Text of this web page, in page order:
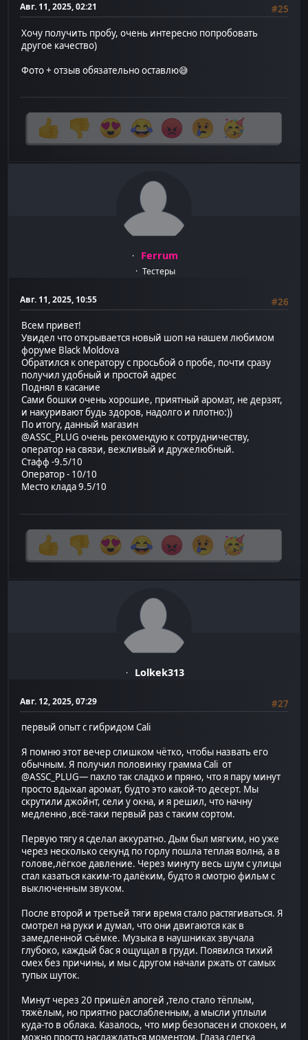
Авг. 11, 2025, 02:21
#25
Хочу получить пробу, очень интересно попробовать
другое качество)
Фото + отзыв обязательно оставлю😅
Ferrum
Тестеры
Авг. 11, 2025, 10:55
#26
Всем привет!
Увидел что открывается новый шоп на нашем любимом
форуме Black Moldova
Обратился к оператору с просьбой о пробе, почти сразу
получил удобный и простой адрес
Поднял в касание
Сами бошки очень хорошие, приятный аромат, не дерзят,
и накуривают будь здоров, надолго и плотно:))
По итогу, данный магазин
@ASSC_PLUG очень рекомендую к сотрудничеству,
оператор на связи, вежливый и дружелюбный.
Стафф -9.5/10
Оператор - 10/10
Место клада 9.5/10
Lolkek313
Авг. 12, 2025, 07:29
#27
первый опыт с гибридом Cali
Я помню этот вечер слишком чётко, чтобы назвать его
обычным. Я получил половинку грамма Cali от
@ASSC_PLUG— пахло так сладко и пряно, что я пару минут
просто вдыхал аромат, будто это какой-то десерт. Мы
скрутили джойнт, сели у окна, и я решил, что начну
медленно ,всё-таки первый раз с таким сортом.
Первую тягу я сделал аккуратно. Дым был мягким, но уже
через несколько секунд по горлу пошла теплая волна, а в
голове,лёгкое давление. Через минуту весь шум с улицы
стал казаться каким-то далёким, будто я смотрю фильм с
выключенным звуком.
После второй и третьей тяги время стало растягиваться. Я
смотрел на руки и думал, что они двигаются как в
замедленной съёмке. Музыка в наушниках звучала
глубоко, каждый бас я ощущал в груди. Появился тихий
смех без причины, и мы с другом начали ржать от самых
тупых шуток.
Минут через 20 пришёл апогей ,тело стало тёплым,
тяжёлым, но приятно расслабленным, а мысли уплыли
куда-то в облака. Казалось, что мир безопасен и спокоен, и
можно просто наслаждаться моментом. Глаза слегка